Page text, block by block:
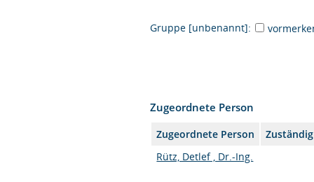
Gruppe [unbenannt]:
Zugeordnete Person
Zugeordnete Person
Rütz, Detlef , Dr.-Ing.